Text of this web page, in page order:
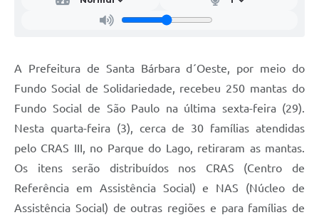
Contato
Plano de Contratações Anuais
A Prefeitura de Santa Bárbara d´Oeste, por meio do
Fundo Social de Solidariedade, recebeu 250 mantas do
Fundo Social de São Paulo na última sexta-feira (29).
Nesta quarta-feira (3), cerca de 30 famílias atendidas
pelo CRAS III, no Parque do Lago, retiraram as mantas.
Os itens serão distribuídos nos CRAS (Centro de
Referência em Assistência Social) e NAS (Núcleo de
Assistência Social) de outras regiões e para famílias de